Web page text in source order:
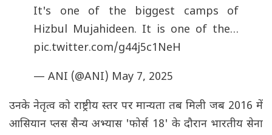
It's one of the biggest camps of
Hizbul Mujahideen. It is one of the…
pic.twitter.com/g44j5c1NeH
— ANI (@ANI) May 7, 2025
उनके नेतृत्व को राष्ट्रीय स्तर पर मान्यता तब मिली जब 2016 में
आसियान प्लस सैन्य अभ्यास 'फोर्स 18' के दौरान भारतीय सेना